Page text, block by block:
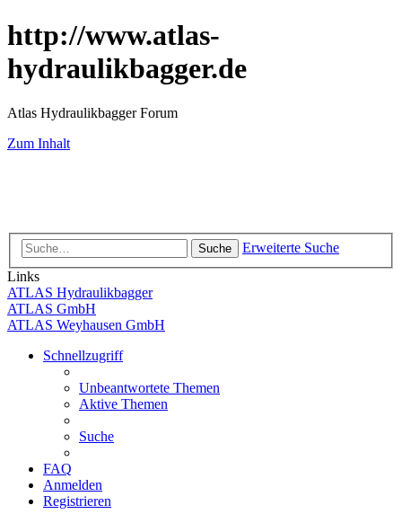
http://www.atlas-
hydraulikbagger.de
Atlas Hydraulikbagger Forum
Zum Inhalt
Suche
Erweiterte Suche
Links
ATLAS Hydraulikbagger
ATLAS GmbH
ATLAS Weyhausen GmbH
Schnellzugriff
Unbeantwortete Themen
Aktive Themen
Suche
FAQ
Anmelden
Registrieren